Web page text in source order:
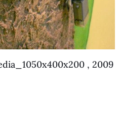
, 2009